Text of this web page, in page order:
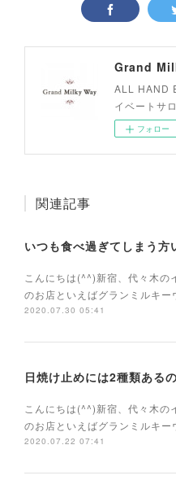
Grand
ALL HAND
イベートサ
フォロー
関連記事
こんにちは(^^)新宿、代々木の
のお店といえばグランミルキー
2020.07.30 05:41
こんにちは(^^)新宿、代々木の
のお店といえばグランミルキー
2020.07.22 07:41